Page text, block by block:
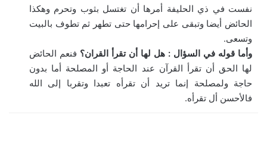
نفست في ذي الحليفة أمرها أن تغتسل بثوب وتحرم وهكذا
الحائض أيضا وتبقى على إحرامها حتى تطهر ثم تطوف بالبيت
وتسعى.
وأما قوله في السؤال : هل لها أن تقرأ القران؟ فنعم الحائض
لها الحق أن تقرأ القرآن عند الحاجة أو المصلحة أما بدون
حاجة ولمصلحة إنما تريد أن تقرأه تعبدا وتقربا إلى الله
فالأحسن أل تقرأه.